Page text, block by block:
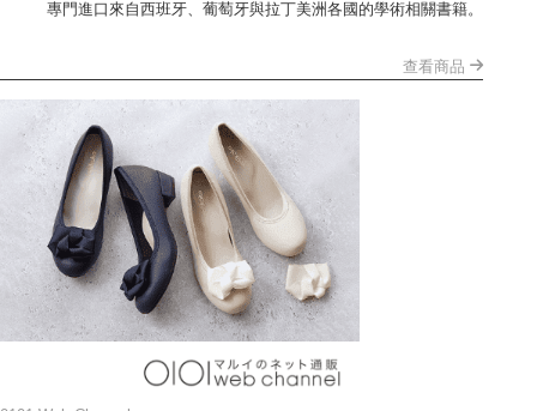
專門進口來自西班牙、葡萄牙與拉丁美洲各國的學術相關書籍。
查看商品